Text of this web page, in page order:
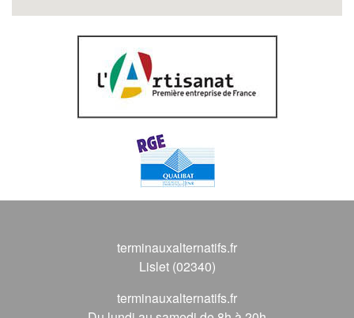
terminauxalternatifs.fr
Lislet (02340)
terminauxalternatifs.fr